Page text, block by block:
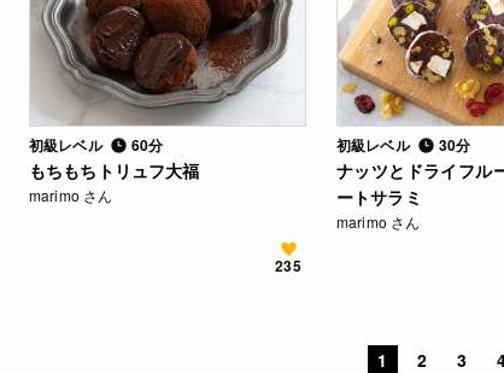
初級レベル 60分
もちもちトリュフ大福
marimo さん
235
初級レベル 30分
ナッツとドライフル
ートサラミ
marimo さん
1 2 3